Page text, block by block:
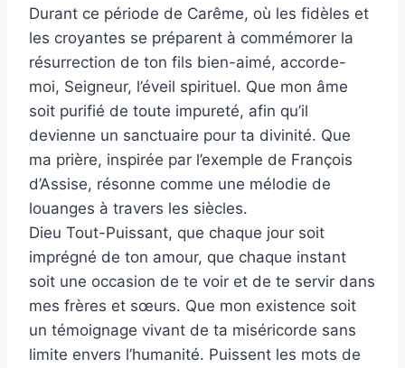
Durant ce période de Carême, où les fidèles et
les croyantes se préparent à commémorer la
résurrection de ton fils bien-aimé, accorde-
moi, Seigneur, l’éveil spirituel. Que mon âme
soit purifié de toute impureté, afin qu’il
devienne un sanctuaire pour ta divinité. Que
ma prière, inspirée par l’exemple de François
d’Assise, résonne comme une mélodie de
louanges à travers les siècles.
Dieu Tout-Puissant, que chaque jour soit
imprégné de ton amour, que chaque instant
soit une occasion de te voir et de te servir dans
mes frères et sœurs. Que mon existence soit
un témoignage vivant de ta miséricorde sans
limite envers l’humanité. Puissent les mots de